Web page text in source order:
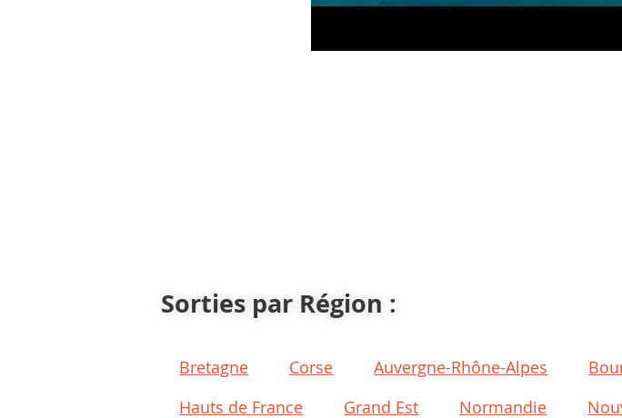
Sorties par Région :
Bretagne Corse Auvergne-Rhône-Alpes
Hauts de France
Grand Est Normandie